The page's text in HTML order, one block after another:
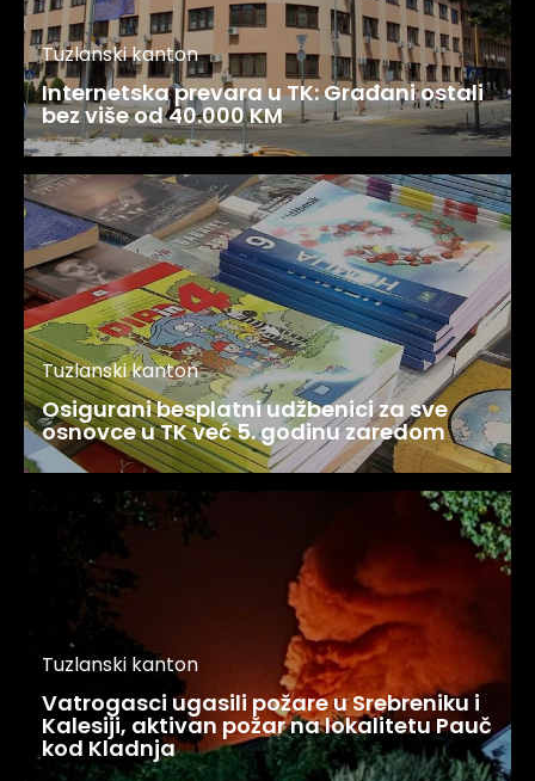
Tuzlanski kanton
Internetska prevara u TK: Građani ostali
bez više od 40.000 KM
Tuzlanski kanton
Osigurani besplatni udžbenici za sve
osnovce u TK već 5. godinu zaredom
Tuzlanski kanton
Vatrogasci ugasili požare u Srebreniku i
Kalesiji, aktivan požar na lokalitetu Pauč
kod Kladnja